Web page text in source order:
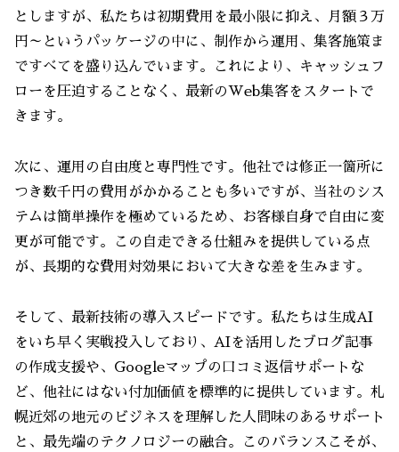
としますが、私たちは初期費用を最小限に抑え、月額３万
円～というパッケージの中に、制作から運用、集客施策ま
ですべてを盛り込んでいます。これにより、キャッシュフ
ローを圧迫することなく、最新のWeb集客をスタートで
きます。
次に、運用の自由度と専門性です。他社では修正一箇所に
つき数千円の費用がかかることも多いですが、当社のシス
テムは簡単操作を極めているため、お客様自身で自由に変
更が可能です。この自走できる仕組みを提供している点
が、長期的な費用対効果において大きな差を生みます。
そして、最新技術の導入スピードです。私たちは生成AI
をいち早く実戦投入しており、AIを活用したブログ記事
の作成支援や、Googleマップの口コミ返信サポートな
ど、他社にはない付加価値を標準的に提供しています。札
幌近郊の地元のビジネスを理解した人間味のあるサポート
と、最先端のテクノロジーの融合。このバランスこそが、